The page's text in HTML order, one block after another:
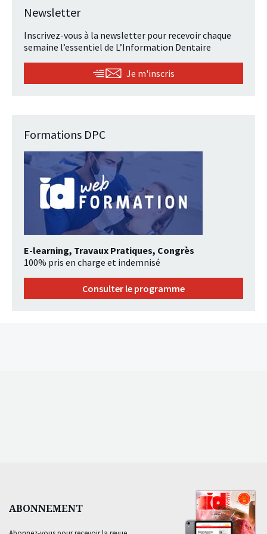
Newsletter
Inscrivez-vous à la newsletter pour recevoir chaque
semaine l’essentiel de L’Information Dentaire
Je m'inscris
Formations DPC
E-learning, Travaux Pratiques, Congrès
100% pris en charge et indemnisé
Consulter le programme
ABONNEMENT